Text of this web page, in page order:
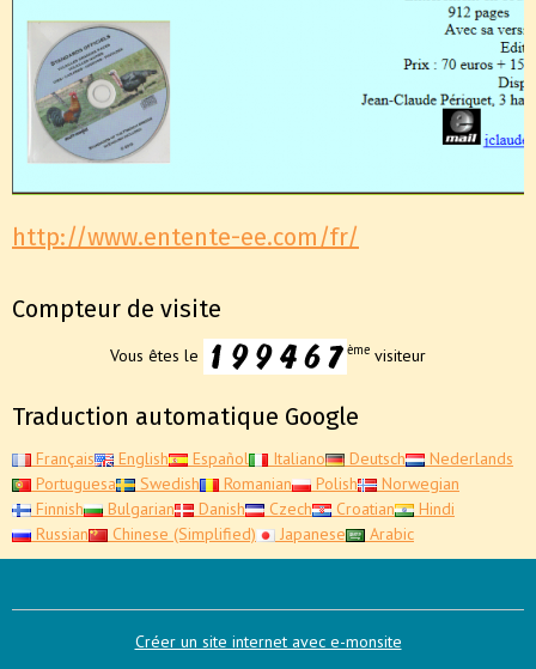
http://www.entente-ee.com/fr/
Compteur de visite
Vous êtes le ème visiteur
Traduction automatique Google
Français English Español Italiano Deutsch
Nederlands
Portuguesa
Swedish Romanian Polish
Norwegian
Finnish
Bulgarian Danish Czech Croatian
Hindi
Russian
Chinese (Simplified) Japanese Arabic
Créer un site internet avec e-monsite